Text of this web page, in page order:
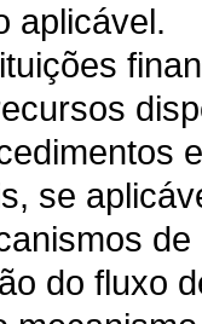
aplicável.
se
do fluxo